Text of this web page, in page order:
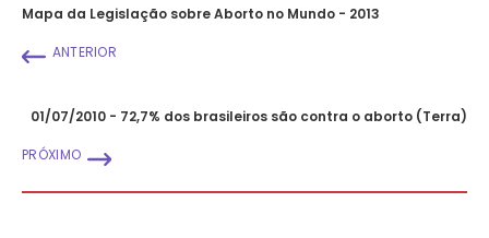
Mapa da Legislação sobre Aborto no Mundo - 2013
ANTERIOR
01/07/2010 - 72,7% dos brasileiros são contra o aborto (Terra)
PRÓXIMO